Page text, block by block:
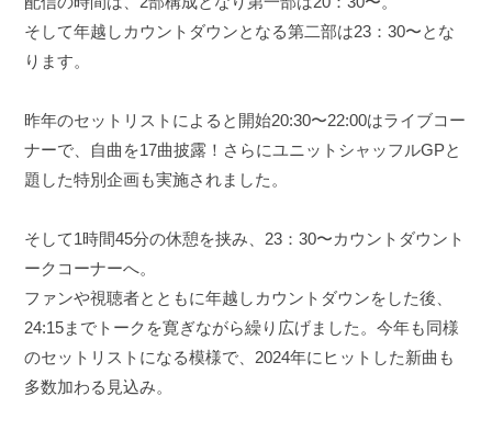
そして年越しカウントダウンとなる第二部は23：30〜とな
ります。
昨年のセットリストによると開始20:30〜22:00はライブコー
ナーで、自曲を17曲披露！さらにユニットシャッフルGPと
題した特別企画も実施されました。
そして1時間45分の休憩を挟み、23：30〜カウントダウント
ークコーナーへ。
ファンや視聴者とともに年越しカウントダウンをした後、
24:15までトークを寛ぎながら繰り広げました。今年も同様
のセットリストになる模様で、2024年にヒットした新曲も
多数加わる見込み。